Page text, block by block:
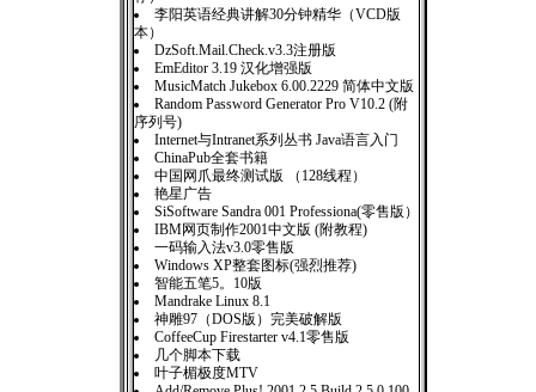
李阳英语经典讲解30分钟精华（VCD版
本）
DzSoft.Mail.Check.v3.3注册版
EmEditor 3.19 汉化增强版
MusicMatch Jukebox 6.00.2229 简体中文版
Random Password Generator Pro V10.2 (附
序列号)
Internet与Intranet系列丛书 Java语言入门
ChinaPub全套书籍
中国网爪最终测试版 （128线程）
艳星广告
SiSoftware Sandra 001 Professiona(零售版）
IBM网页制作2001中文版 (附教程)
一码输入法v3.0零售版
Windows XP整套图标(强烈推荐)
智能五笔5。10版
Mandrake Linux 8.1
神雕97（DOS版）完美破解版
CoffeeCup Firestarter v4.1零售版
几个脚本下载
叶子楣极度MTV